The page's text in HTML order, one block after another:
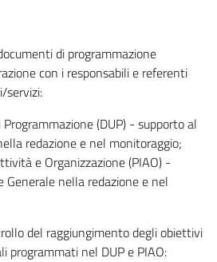
di programmazione
con i responsabili e referenti
servizi:
(DUP) - supporto al
redazione e nel monitoraggio;
e Organizzazione (PIAO) -
nella redazione e nel
del raggiungimento degli obiettivi
programmati nel DUP e PIAO: